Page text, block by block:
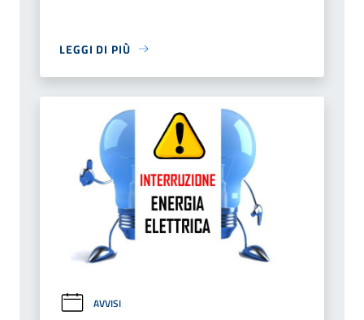
LEGGI DI PIÙ
AVVISI